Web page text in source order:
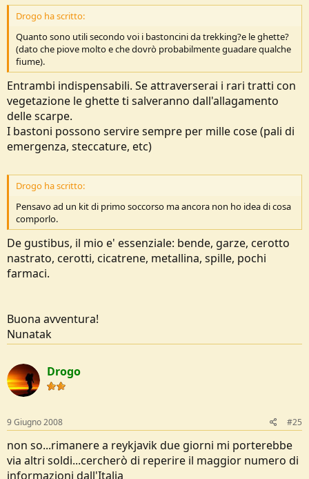
Drogo ha scritto:
Quanto sono utili secondo voi i bastoncini da trekking?e le ghette?
(dato che piove molto e che dovrò probabilmente guadare qualche
fiume).
Entrambi indispensabili. Se attraverserai i rari tratti con
vegetazione le ghette ti salveranno dall'allagamento
delle scarpe.
I bastoni possono servire sempre per mille cose (pali di
emergenza, steccature, etc)
Drogo ha scritto:
Pensavo ad un kit di primo soccorso ma ancora non ho idea di cosa
comporlo.
De gustibus, il mio e' essenziale: bende, garze, cerotto
nastrato, cerotti, cicatrene, metallina, spille, pochi
farmaci.
Buona avventura!
Nunatak
Drogo
9 Giugno 2008 #25
non so...rimanere a reykjavik due giorni mi porterebbe
via altri soldi...cercherò di reperire il maggior numero di
informazioni dall'Italia